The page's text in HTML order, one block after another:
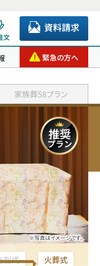
文
資料請求
緊急の方へ
家族葬58プラン
※写真はイメージです。
別式 火葬式